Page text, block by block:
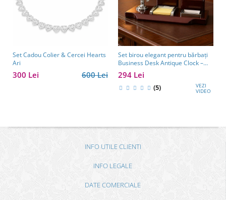
Set Cadou Colier & Cercei Hearts
Ari
600 Lei
300 Lei
Set birou elegant pentru bărbați
Business Desk Antique Clock –
cadou premium pentru șef, soț
sau partener de afaceri
294 Lei
(5) VEZI
VIDEO
INFO UTILE CLIENTI
INFO LEGALE
DATE COMERCIALE